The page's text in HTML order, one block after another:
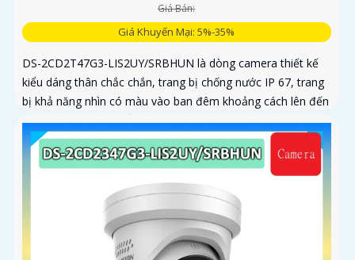
Giá Bán:
Giá Khuyến Mại: 5%-35%
DS-2CD2T47G3-LIS2UY/SRBHUN là dòng camera thiết kế
kiểu dáng thân chắc chắn, trang bị chống nước IP 67, trang
bị khả năng nhìn có màu vào ban đêm khoảng cách lên đến
60m, phát hiện chuyển động và phân biệt được người và
phương tiện, ống kính 4